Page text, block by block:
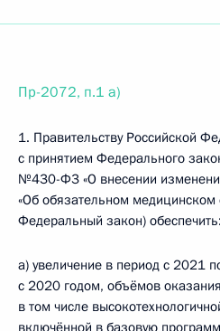
Пр-2072, п.1 а)
1. Правительству Российской
с принятием Федерального
№430-Ф3 «О внесении
«Об обязательном медицинском
Федеральный закон) обеспечить:
а) увеличение в период с 2021
с 2020 годом, объёмов
в том числе
включённой в базовую